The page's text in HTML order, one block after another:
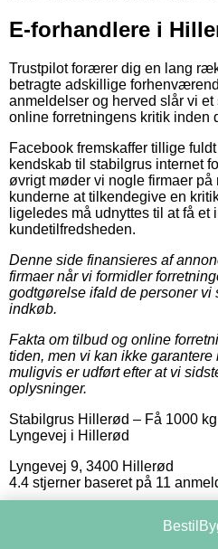
E-forhandlere i
Trustpilot forærer dig en lang
betragte adskillige
anmeldelser og herved slår vi et
online forretningens kritik inden
Facebook fremskaffer tillige
kendskab til stabilgrus internet
øvrigt møder vi nogle firmaer på
kunderne at tilkendegive en
ligeledes må udnyttes til at få et
kundetilfredsheden.
Denne side finansieres af
firmaer når vi formidler
godtgørelse ifald de personer vi
indkøb.
Fakta om tilbud og online
tiden, men vi kan ikke
muligvis er udført efter at vi
oplysninger.
Stabilgrus Hillerød – Få 1000
Lyngevej i Hillerød
Lyngevej 9, 3400 Hillerød
4.4 stjerner baseret på 11